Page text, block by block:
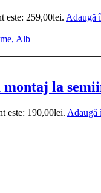
este: 259,00lei. Adaugă
la
este: 190,00lei. Adaugă